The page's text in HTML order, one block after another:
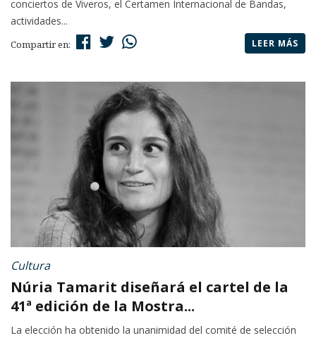
conciertos de Viveros, el Certamen Internacional de Bandas,
actividades...
Compartir en: LEER MÁS
Cultura
Núria Tamarit diseñará el cartel de la
41ª edición de la Mostra...
La elección ha obtenido la unanimidad del comité de selección